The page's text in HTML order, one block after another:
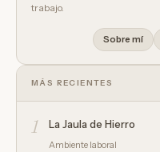
trabajo.
Sobre mí
MÁS RECIENTES
1 La Jaula de Hierro
Ambiente laboral